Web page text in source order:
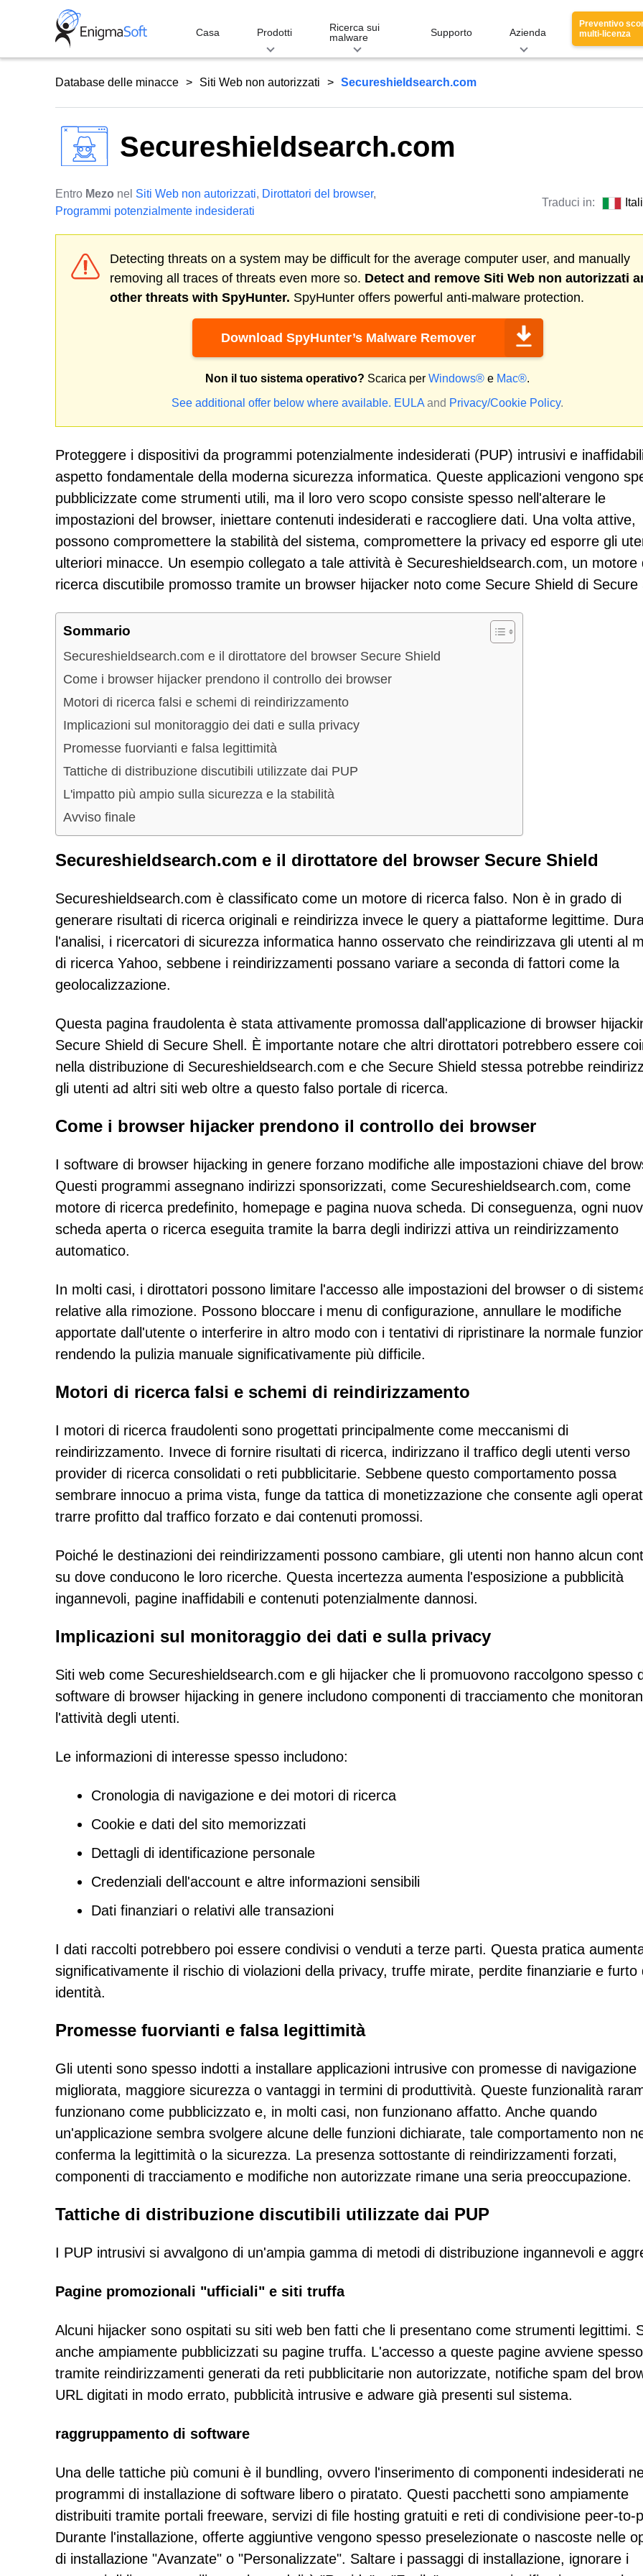
Casa Prodotti
Ricerca sui
malware
Supporto Azienda
Preventivo
multi-licenza
Database delle minacce Siti Web non autorizzati Secureshieldsearch.com
Secureshieldsearch.com
Entro Mezo nel Siti Web non autorizzati, Dirottatori del browser,
Programmi potenzialmente indesiderati
Traduci in:
Detecting threats on a system may be difficult for the average computer user, and manually
removing all traces of threats even more so. Detect and remove Siti Web non autorizzati
other threats with SpyHunter. SpyHunter offers powerful anti-malware protection.
Download SpyHunter’s Malware Remover
Non il tuo sistema operativo? Scarica per Windows® e Mac®.
See additional offer below where available. EULA and Privacy/Cookie Policy.
Proteggere i dispositivi da programmi potenzialmente indesiderati (PUP) intrusivi e
aspetto fondamentale della moderna sicurezza informatica. Queste applicazioni vengono
pubblicizzate come strumenti utili, ma il loro vero scopo consiste spesso nell'alterare le
impostazioni del browser, iniettare contenuti indesiderati e raccogliere dati. Una volta attive,
possono compromettere la stabilità del sistema, compromettere la privacy ed esporre gli
ulteriori minacce. Un esempio collegato a tale attività è Secureshieldsearch.com, un motore
ricerca discutibile promosso tramite un browser hijacker noto come Secure Shield di Secure
Sommario
Secureshieldsearch.com e il dirottatore del browser Secure Shield
Come i browser hijacker prendono il controllo dei browser
Motori di ricerca falsi e schemi di reindirizzamento
Implicazioni sul monitoraggio dei dati e sulla privacy
Promesse fuorvianti e falsa legittimità
Tattiche di distribuzione discutibili utilizzate dai PUP
L'impatto più ampio sulla sicurezza e la stabilità
Avviso finale
Secureshieldsearch.com e il dirottatore del browser Secure Shield
Secureshieldsearch.com è classificato come un motore di ricerca falso. Non è in grado di
generare risultati di ricerca originali e reindirizza invece le query a piattaforme legittime.
l'analisi, i ricercatori di sicurezza informatica hanno osservato che reindirizzava gli utenti al
di ricerca Yahoo, sebbene i reindirizzamenti possano variare a seconda di fattori come la
geolocalizzazione.
Questa pagina fraudolenta è stata attivamente promossa dall'applicazione di browser
Secure Shield di Secure Shell. È importante notare che altri dirottatori potrebbero essere
nella distribuzione di Secureshieldsearch.com e che Secure Shield stessa potrebbe
gli utenti ad altri siti web oltre a questo falso portale di ricerca.
Come i browser hijacker prendono il controllo dei browser
I software di browser hijacking in genere forzano modifiche alle impostazioni chiave del
Questi programmi assegnano indirizzi sponsorizzati, come Secureshieldsearch.com, come
motore di ricerca predefinito, homepage e pagina nuova scheda. Di conseguenza, ogni
scheda aperta o ricerca eseguita tramite la barra degli indirizzi attiva un reindirizzamento
automatico.
In molti casi, i dirottatori possono limitare l'accesso alle impostazioni del browser o di
relative alla rimozione. Possono bloccare i menu di configurazione, annullare le modifiche
apportate dall'utente o interferire in altro modo con i tentativi di ripristinare la normale
rendendo la pulizia manuale significativamente più difficile.
Motori di ricerca falsi e schemi di reindirizzamento
I motori di ricerca fraudolenti sono progettati principalmente come meccanismi di
reindirizzamento. Invece di fornire risultati di ricerca, indirizzano il traffico degli utenti verso
provider di ricerca consolidati o reti pubblicitarie. Sebbene questo comportamento possa
sembrare innocuo a prima vista, funge da tattica di monetizzazione che consente agli
trarre profitto dal traffico forzato e dai contenuti promossi.
Poiché le destinazioni dei reindirizzamenti possono cambiare, gli utenti non hanno alcun
su dove conducono le loro ricerche. Questa incertezza aumenta l'esposizione a pubblicità
ingannevoli, pagine inaffidabili e contenuti potenzialmente dannosi.
Implicazioni sul monitoraggio dei dati e sulla privacy
Siti web come Secureshieldsearch.com e gli hijacker che li promuovono raccolgono spesso
software di browser hijacking in genere includono componenti di tracciamento che
l'attività degli utenti.
Le informazioni di interesse spesso includono:
Cronologia di navigazione e dei motori di ricerca
Cookie e dati del sito memorizzati
Dettagli di identificazione personale
Credenziali dell'account e altre informazioni sensibili
Dati finanziari o relativi alle transazioni
I dati raccolti potrebbero poi essere condivisi o venduti a terze parti. Questa pratica
significativamente il rischio di violazioni della privacy, truffe mirate, perdite finanziarie e furto
identità.
Promesse fuorvianti e falsa legittimità
Gli utenti sono spesso indotti a installare applicazioni intrusive con promesse di navigazione
migliorata, maggiore sicurezza o vantaggi in termini di produttività. Queste funzionalità
funzionano come pubblicizzato e, in molti casi, non funzionano affatto. Anche quando
un'applicazione sembra svolgere alcune delle funzioni dichiarate, tale comportamento non
conferma la legittimità o la sicurezza. La presenza sottostante di reindirizzamenti forzati,
componenti di tracciamento e modifiche non autorizzate rimane una seria preoccupazione.
Tattiche di distribuzione discutibili utilizzate dai PUP
I PUP intrusivi si avvalgono di un'ampia gamma di metodi di distribuzione ingannevoli e
Pagine promozionali "ufficiali" e siti truffa
Alcuni hijacker sono ospitati su siti web ben fatti che li presentano come strumenti legittimi.
anche ampiamente pubblicizzati su pagine truffa. L'accesso a queste pagine avviene spesso
tramite reindirizzamenti generati da reti pubblicitarie non autorizzate, notifiche spam del
URL digitati in modo errato, pubblicità intrusive e adware già presenti sul sistema.
raggruppamento di software
Una delle tattiche più comuni è il bundling, ovvero l'inserimento di componenti indesiderati
programmi di installazione di software libero o piratato. Questi pacchetti sono ampiamente
distribuiti tramite portali freeware, servizi di file hosting gratuiti e reti di condivisione peer-to-
Durante l'installazione, offerte aggiuntive vengono spesso preselezionate o nascoste nelle
di installazione "Avanzate" o "Personalizzate". Saltare i passaggi di installazione, ignorare i